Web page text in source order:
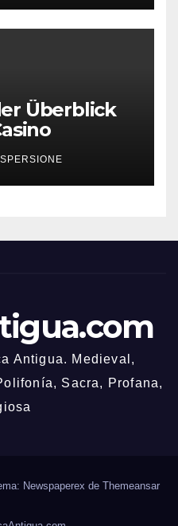
Überblick
Antigua. Medieval,
Sacra, Profana,
Newspaperex de Themeansar